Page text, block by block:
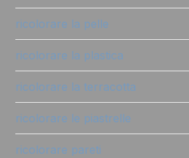
ricolorare la pelle
ricolorare la plastica
ricolorare la terracotta
ricolorare le piastrelle
ricolorare pareti